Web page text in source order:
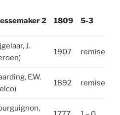
2 1809 5-3
J.
1907 remise
E.W.
1892 remise